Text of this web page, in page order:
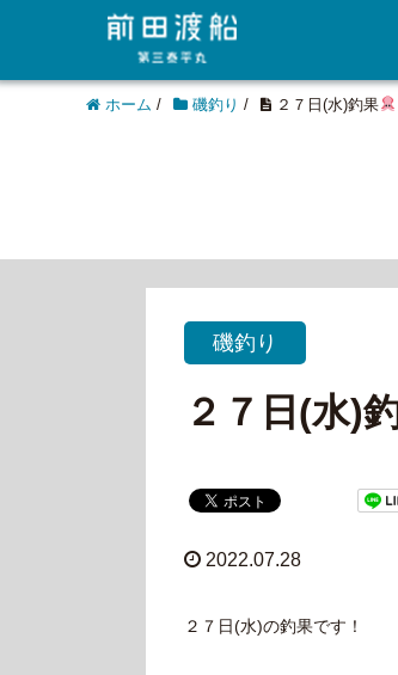
ホーム / 磯釣り / ２７日(水)釣果
磯釣り
２７日(水)
2022.07.28
２７日(水)の釣果です！